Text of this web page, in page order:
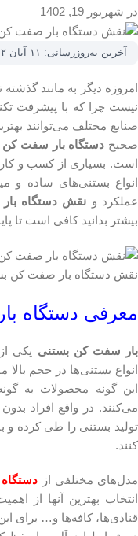
در شهریور 19, 1402
آخرین به‌روزرسانی: ۱۱ آبان ۱۴۰۲
امروزه دیگر به مانند
نیست چرا که با پیشرفت
صنایع مختلف می‌توانند
صحیح دستگاه بار سفت کن
است. بسیاری از کسب و
عملکرد و نقش دستگاه
بیشتر بدانید کافی است تا
نقش دستگاه بار صفت کن
معرفی دستگاه
بار سفت کن بستنی یکی
انواع بستنی‌ها در حجم
این گونه محصولات به
می‌کنند. در واقع افراد
تولید بستنی را طی کرده و
کنند.
مدل‌های مختلفی از
انتخاب بهترین آنها از
قنادی‌ها، کافه‌ها و… برای